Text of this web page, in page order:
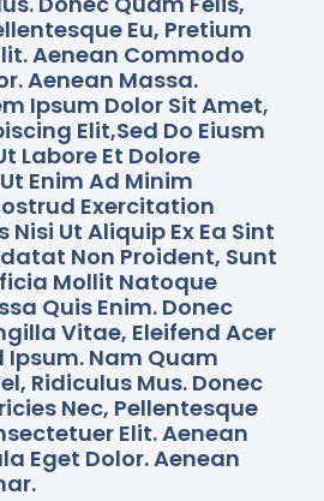
Eu, Pretium
Aenean Commodo
Aenean Massa.
Ipsum Dolor Sit Amet,
Elit,sed Do Eiusm
Labore Et Dolore
Enim Ad Minim
Exercitation
Nisi Ut Aliquip Ex Ea Sint
Non Proident, Sunt
Mollit Natoque
Quis Enim. Donec
Vitae, Eleifend Acer
Ipsum. Nam Quam
Ridiculus Mus. Donec
Nec, Pellentesque
Elit. Aenean
Eget Dolor. Aenean